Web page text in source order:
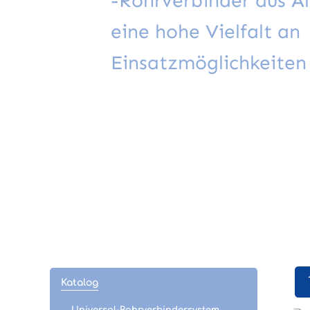
eine hohe Vielfalt an
Einsatzmöglichkeiten
Katalog 1